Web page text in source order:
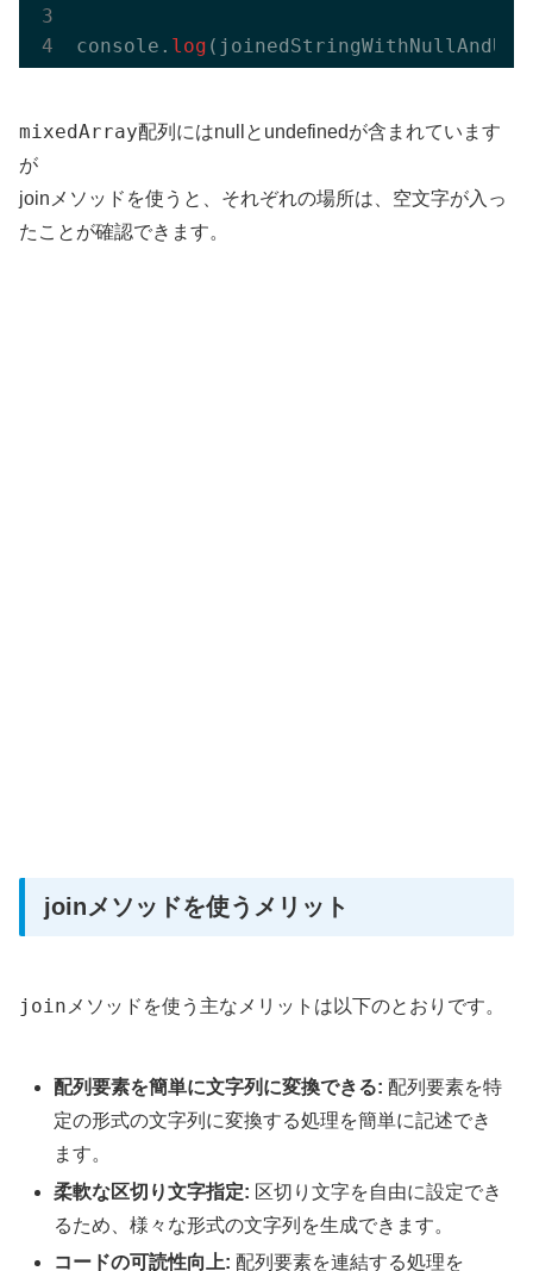
console. log
mixedArray配列にはnullとundefinedが含まれています
が
joinメソッドを使うと、それぞれの場所は、空文字が入っ
たことが確認できます。
joinメソッドを使うメリット
joinメソッドを使う主なメリットは以下のとおりです。
配列要素を簡単に文字列に変換できる: 配列要素を特
定の形式の文字列に変換する処理を簡単に記述でき
ます。
柔軟な区切り文字指定: 区切り文字を自由に設定でき
るため、様々な形式の文字列を生成できます。
コードの可読性向上: 配列要素を連結する処理を